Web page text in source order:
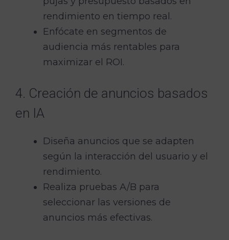
rendimiento en tiempo real.
Enfócate en segmentos de
audiencia más rentables para
maximizar el ROI.
4. Creación de anuncios basados
en IA
Diseña anuncios que se adapten
según la interacción del usuario y el
rendimiento.
Realiza pruebas A/B para
seleccionar las versiones de
anuncios más efectivas.